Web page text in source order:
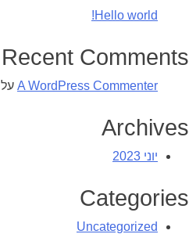
Hello world!
Recent Comments
A WordPress Commenter על
Archives
יוני 2023
Categories
Uncategorized